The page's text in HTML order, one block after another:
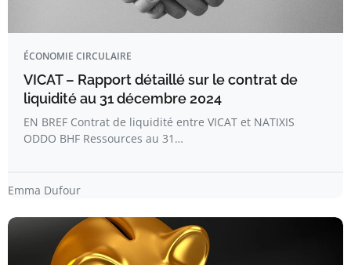
ÉCONOMIE CIRCULAIRE
VICAT – Rapport détaillé sur le contrat de
liquidité au 31 décembre 2024
EN BREF Contrat de liquidité entre VICAT et NATIXIS
ODDO BHF Ressources au 31…
Emma Dufour